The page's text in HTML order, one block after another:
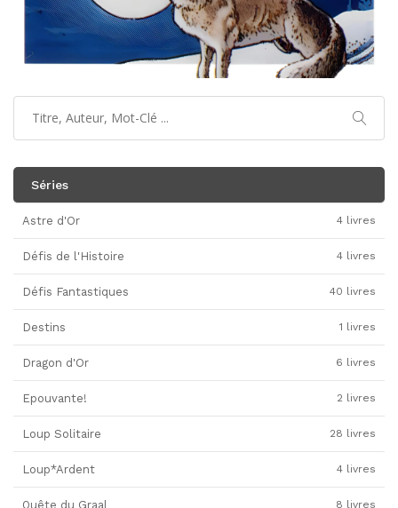
Séries
Astre d'Or 4 livres
Défis de l'Histoire 4 livres
Défis Fantastiques 40 livres
Destins 1 livres
Dragon d'Or 6 livres
Epouvante! 2 livres
Loup Solitaire 28 livres
Loup*Ardent 4 livres
Quête du Graal 8 livres